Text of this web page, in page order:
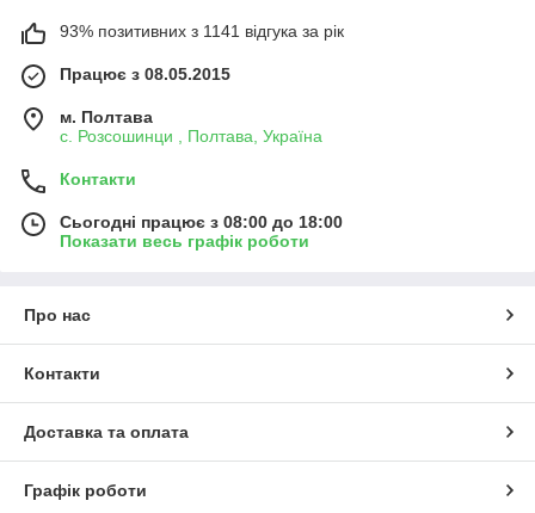
93% позитивних з 1141 відгука за рік
Працює з 08.05.2015
м. Полтава
с. Розсошинци , Полтава, Україна
Контакти
Сьогодні працює з 08:00 до 18:00
Показати весь графік роботи
Про нас
Контакти
Доставка та оплата
Графік роботи